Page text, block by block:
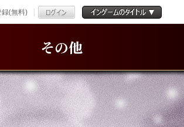
(無料)
その他